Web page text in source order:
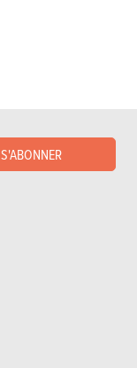
S'ABONNER